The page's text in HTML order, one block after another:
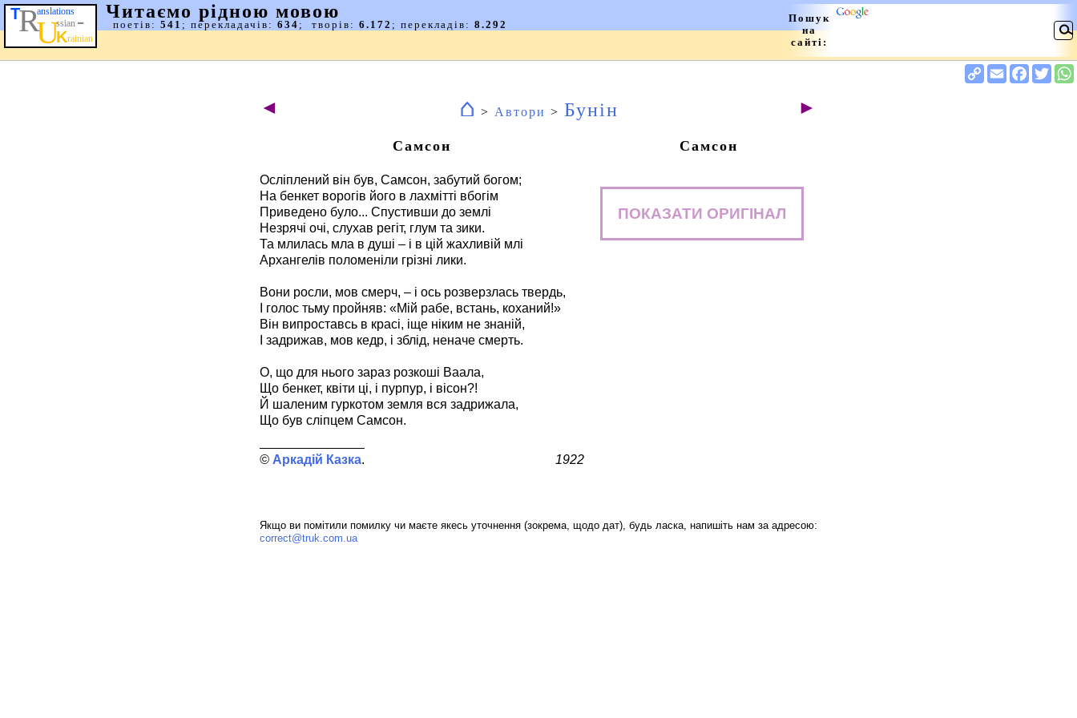
◄ ⌂ > Автори > Бунін ►
Самсон
Осліплений він був, Самсон, забутий богом;
На бенкет ворогів його в лахмітті вбогім
Приведено було... Спустивши до землі
Незрячі очі, слухав регіт, глум та зики.
Та млилась мла в душі – і в цій жахливій млі
Архангелів поломеніли грізні лики.
Вони росли, мов смерч, – і ось розверзлась твердь,
І голос тьму пройняв: «Мій рабе, встань, коханий!»
Він випроставсь в красі, іще ніким не знаній,
І задрижав, мов кедр, і зблід, неначе смерть.
О, що для нього зараз розкоші Ваала,
Що бенкет, квіти ці, і пурпур, і вісон?!
Й шаленим гуркотом земля вся задрижала,
Що був сліпцем Самсон.
Аркадій Казка 1922
Самсон
ПОКАЗАТИ ОРИГІНАЛ
Якщо ви помітили помилку чи маєте якесь уточнення (зокрема, щодо дат), будь ласка, напишіть нам за адресою:
correct@truk.com.ua